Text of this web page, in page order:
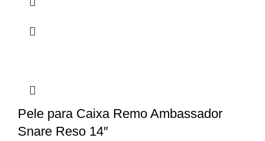
Pele para Caixa Remo Ambassador
Snare Reso 14″